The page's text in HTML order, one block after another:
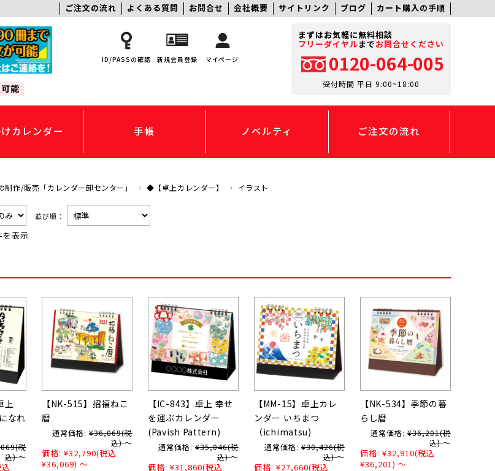
ご注文の流れ よくある質問 お問合せ 会社概要 サイトリンク ブログ カート購入の手順
可能
ID/PASSの確認 新規会員登録 マイページ
まずはお気軽に無料相談
フリーダイヤルまでお問合せください
0120-064-005
受付時間 平日 9:00~18:00
カレンダー 手帳 ノベルティ ご注文の流れ
制作/販売「カレンダー卸センター」 ◆【卓上カレンダー】 イラスト
並び順：
表示
上
なれ
(税
込) ～
【NK-515】招福ねこ
暦
通常価格: ¥36,069(税
込) ～
価格: ¥32,790(税込
¥36,069) ～
【IC-843】卓上 幸せ
を運ぶカレンダー
(Pavish Pattern)
通常価格: ¥35,046(税
込) ～
価格: ¥31,860(税込
【MM-15】卓上カレ
ンダー いちまつ
（ichimatsu)
通常価格: ¥30,426(税
込) ～
価格: ¥27,660(税込
【NK-534】季節の暮
らし暦
通常価格: ¥36,201(税
込) ～
価格: ¥32,910(税込
¥36,201) ～